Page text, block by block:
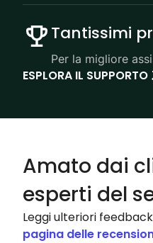
Tantissimi
Per la migliore
ESPLORA IL SUPPORTO
Amato dai
esperti del
Leggi ulteriori
pagina delle